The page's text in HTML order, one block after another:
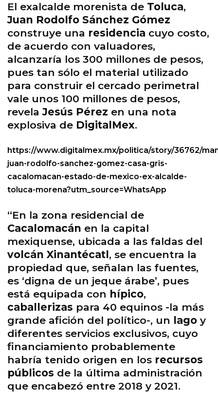
El exalcalde morenista de Toluca,
Juan Rodolfo Sánchez Gómez
construye una residencia cuyo costo,
de acuerdo con valuadores,
alcanzaría los 300 millones de pesos,
pues tan sólo el material utilizado
para construir el cercado perimetral
vale unos 100 millones de pesos,
revelaJesús Pérez en una nota
explosiva de DigitalMex.
https://www.digitalmex.mx/politica/story/36762/
juan-rodolfo-sanchez-gomez-casa-gris-
cacalomacan-estado-de-mexico-ex-alcalde-
toluca-morena?utm_source=WhatsApp
“En la zona residencial de
Cacalomacán en la capital
mexiquense, ubicada a las faldas del
volcán Xinantécatl, se encuentra la
propiedad que, señalan las fuentes,
es ‘digna de un jeque árabe’, pues
está equipada con hípico,
caballerizas para 40 equinos -la más
grande afición del político-, un lago y
diferentes servicios exclusivos, cuyo
financiamiento probablemente
habría tenido origen en los recursos
públicos de la última administración
que encabezó entre 2018 y 2021.